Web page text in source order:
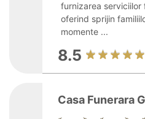
furnizarea serviciilor
oferind sprijin
momente ...
8.5
Casa Funerara